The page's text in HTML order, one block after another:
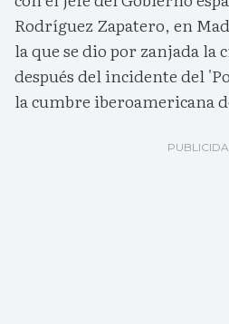
Rodríguez Zapatero, en
la que se dio por zanjada la
después del incidente del
la cumbre iberoamericana